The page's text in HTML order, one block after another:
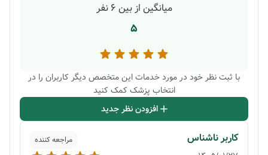
میانگین از بین 6 نفر
5
با ثبت نظر خود در مورد خدمات این متخصص دیگر کاربران را در
انتخاب پزشک کمک کنید
افزودن نظر جدید
کاربر ناشناس مراجعه کننده